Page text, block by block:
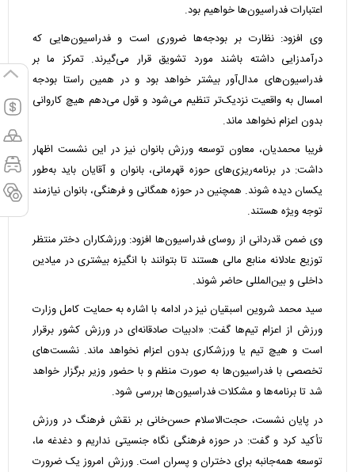
اعتبارات فدراسیون‌ها خواهیم بود.
وی افزود: نظارت بر بودجه‌ها ضروری است و فدراسیون‌هایی که
درآمدزایی داشته باشند مورد تشویق قرار می‌گیرند. تمرکز ما بر
فدراسیون‌های مدال‌آور بیشتر خواهد بود و در همین راستا بودجه
امسال به واقعیت نزدیک‌تر تنظیم می‌شود و قول می‌دهم هیچ کاروانی
بدون اعزام نخواهد ماند.
فریبا محمدیان، معاون توسعه ورزش بانوان نیز در این نشست اظهار
داشت: در برنامه‌ریزی‌های حوزه قهرمانی، بانوان و آقایان باید به‌طور
یکسان دیده شوند. همچنین در حوزه همگانی و فرهنگی، بانوان نیازمند
توجه ویژه هستند.
وی ضمن قدردانی از روسای فدراسیون‌ها افزود: ورزشکاران دختر منتظر
توزیع عادلانه منابع مالی هستند تا بتوانند با انگیزه بیشتری در میادین
داخلی و بین‌المللی حاضر شوند.
سید محمد شروین اسبقیان نیز در ادامه با اشاره به حمایت کامل وزارت
ورزش از اعزام تیم‌ها گفت: «ادبیات صادقانه‌ای در ورزش کشور برقرار
است و هیچ تیم یا ورزشکاری بدون اعزام نخواهد ماند. نشست‌های
تخصصی با فدراسیون‌ها به صورت منظم و با حضور وزیر برگزار خواهد
شد تا برنامه‌ها و مشکلات فدراسیون‌ها بررسی شود.
در پایان نشست، حجت‌الاسلام حسن‌خانی بر نقش فرهنگ در ورزش
تأکید کرد و گفت: در حوزه فرهنگی نگاه جنسیتی نداریم و دغدغه ما،
توسعه همه‌جانبه برای دختران و پسران است. ورزش امروز یک ضرورت